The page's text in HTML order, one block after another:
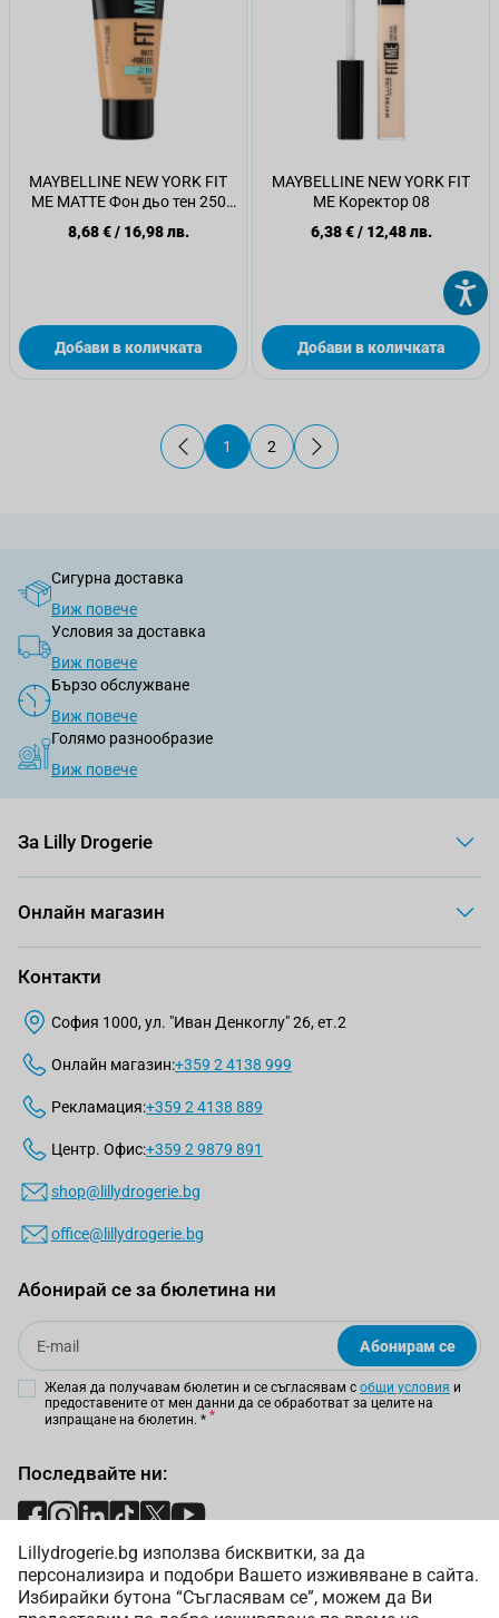
Lillydrogerie.bg използва бисквитки, за да
персонализира и подобри Вашето изживяване в сайта.
Избирайки бутона “Съгласявам се”, можем да Ви
MAYBELLINE NEW YORK FIT
ME MATTE Фон дьо тен 250
SUN BEIGE, 30 мл.
8,68 €/ 16,98 лв.
Добави в количката
MAYBELLINE NEW YORK FIT
ME Коректор 08
6,38 €/ 12,48 лв.
Добави в количката
В момента четете страница
1
Страница
2
Сигурна доставка
Виж повече
Условия за доставка
Виж повече
Бързо обслужване
Виж повече
Голямо разнообразие
Виж повече
За Lilly Drogerie
Онлайн магазин
Контакти
София 1000, ул. "Иван Денкоглу" 26, ет.2
Онлайн магазин:+359 2 4138 999
Рекламация:+359 2 4138 889
Центр. Офис:+359 2 9879 891
shop@lillydrogerie.bg
office@lillydrogerie.bg
Абонирай се за бюлетина ни
Email
Абонирам се
Желая да получавам бюлетин и се съгласявам с общи условия и
предоставените от мен данни да се обработват за целите на
изпращане на бюлетин. *
Последвайте ни:
Начини на плащане: